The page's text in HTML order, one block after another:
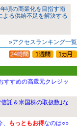
頃の商業化を目指す南
よる供給不足を解決する
»アクセスランキング一覧
すめの高還元クレジッ
信託＆米国株の取扱数｣な
もっともお得なのは○○